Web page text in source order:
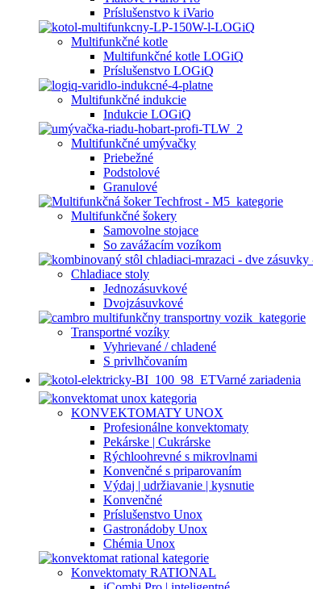
Príslušenstvo k iVario
Multifunkčné kotle
Multifunkčné kotle LOGiQ
Príslušenstvo LOGiQ
Multifunkčné indukcie
Indukcie LOGiQ
Multifunkčné umývačky
Priebežné
Podstolové
Granulové
Multifunkčné šokery
Samovolne stojace
So zavážacím vozíkom
Chladiace stoly
Jednozásuvkové
Dvojzásuvkové
Transportné vozíky
Vyhrievané / chladené
S privlhčovaním
Varné zariadenia
KONVEKTOMATY UNOX
Profesionálne konvektomaty
Pekárske | Cukrárske
Rýchloohrevné s mikrovlnami
Konvenčné s priparovaním
Výdaj | udržiavanie | kysnutie
Konvenčné
Príslušenstvo Unox
Gastronádoby Unox
Chémia Unox
Konvektomaty RATIONAL